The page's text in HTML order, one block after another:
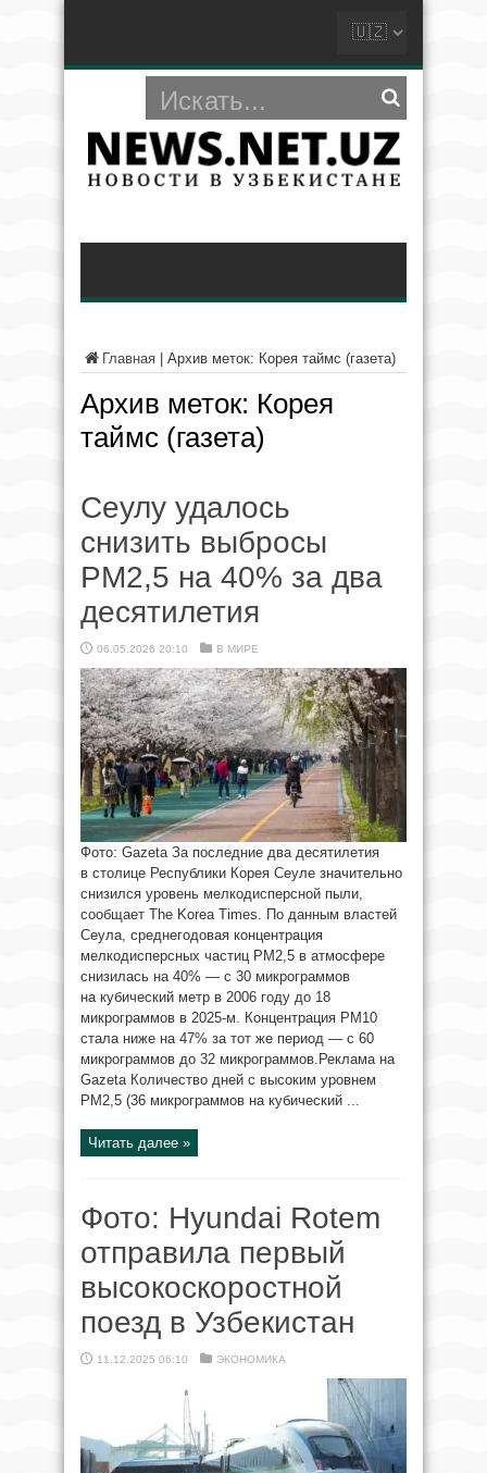
Главная Архив меток: Корея таймс (газета)
Архив меток: Корея
таймс (газета)
Сеулу удалось
снизить выбросы
PM2,5 на 40% за два
десятилетия
06.05.2026 20:10 В МИРЕ
Фото: Gazeta За последние два десятилетия
в столице Республики Корея Сеуле значительно
снизился уровень мелкодисперсной пыли,
сообщает The Korea Times. По данным властей
Сеула, среднегодовая концентрация
мелкодисперсных частиц PM2,5 в атмосфере
снизилась на 40% — с 30 микрограммов
на кубический метр в 2006 году до 18
микрограммов в 2025-м. Концентрация PM10
стала ниже на 47% за тот же период — с 60
микрограммов до 32 микрограммов.Реклама на
Gazeta Количество дней с высоким уровнем
PM2,5 (36 микрограммов на кубический ...
Читать далее »
Фото: Hyundai Rotem
отправила первый
высокоскоростной
поезд в Узбекистан
11.12.2025 06:10 ЭКОНОМИКА